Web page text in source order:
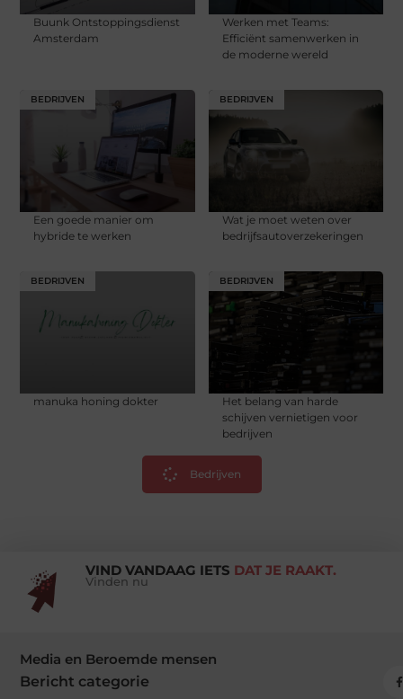
Buunk Ontstoppingsdienst
Amsterdam
Werken met Teams:
Efficiënt samenwerken in
de moderne wereld
BEDRIJVEN
Een goede manier om
hybride te werken
BEDRIJVEN
Wat je moet weten over
bedrijfsautoverzekeringen
BEDRIJVEN
manuka honing dokter
BEDRIJVEN
Het belang van harde
schijven vernietigen voor
bedrijven
Bedrijven
VIND VANDAAG IETS DAT JE RAAKT.
Vinden nu
Media en Beroemde mensen
Bericht categorie